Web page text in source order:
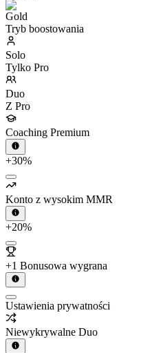
Tryb boostowania
Solo
Tylko Pro
Duo
Z Pro
Coaching Premium
+30%
Konto z wysokim MMR
+20%
+1 Bonusowa wygrana
Ustawienia prywatności
Niewykrywalne Duo